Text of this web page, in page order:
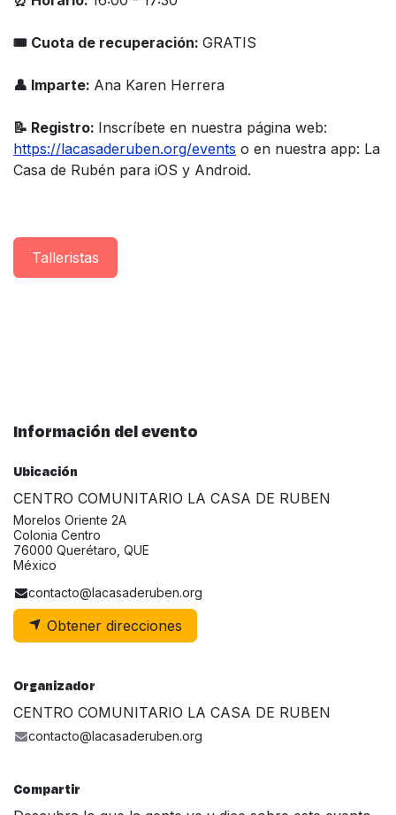
🎟 Cuota de recuperación: GRATIS
👤 Imparte: Ana Karen Herrera
📝 Registro: Inscríbete en nuestra página web:
https://lacasaderuben.org/events o en nuestra app: La
Casa de Rubén para iOS y Android.
Taller​istas
Información del evento
Ubicación
CENTRO COMUNITARIO LA CASA DE RUBEN
Morelos Oriente 2A
Colonia Centro
76000 Querétaro, QUE
México
contacto@lacasaderuben.org
Obtener direcciones
Organizador
CENTRO COMUNITARIO LA CASA DE RUBEN
contacto@lacasaderuben.org
Compartir